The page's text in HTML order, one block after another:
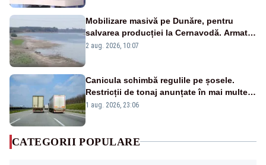
Mobilizare masivă pe Dunăre, pentru
salvarea producției la Cernavodă. Armata
va detona o stâncă și va devia apa
2 aug. 2026, 10:07
Canicula schimbă regulile pe șosele.
Restricții de tonaj anunțate în mai multe
județe
1 aug. 2026, 23:06
CATEGORII POPULARE